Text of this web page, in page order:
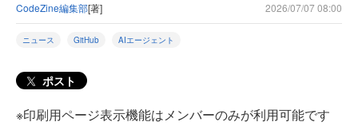
CodeZine編集部[著] 2026/07/07 08:00
ニュース GitHub AIエージェント
ポスト
※印刷用ページ表示機能はメンバーのみが利用可能です